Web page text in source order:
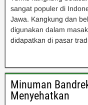
sangat populer di
Jawa. Kangkung dan
digunakan dalam
didapatkan di pasar
Minuman
Menyehatkan